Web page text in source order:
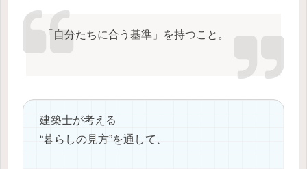
「自分たちに合う基準」を持つこと。
建築士が考える
“暮らしの見方”を通して、